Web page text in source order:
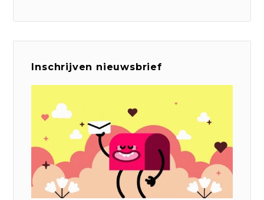
Inschrijven nieuwsbrief